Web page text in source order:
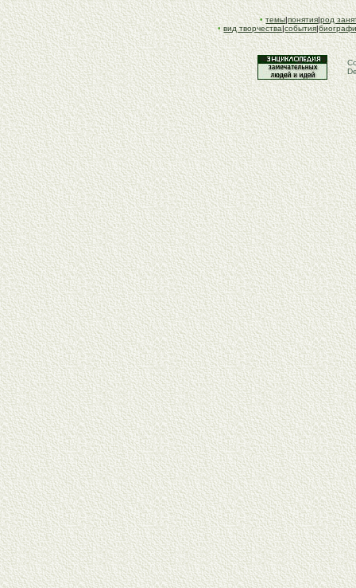
• темы|понятия|род
• вид творчества|события|